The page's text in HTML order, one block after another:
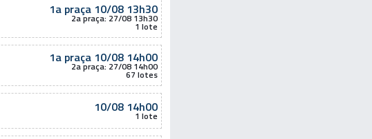
1a praça 10/08 13h30
2a praça: 27/08 13h30
1 lote
1a praça 10/08 14h00
2a praça: 27/08 14h00
67 lotes
10/08 14h00
1 lote